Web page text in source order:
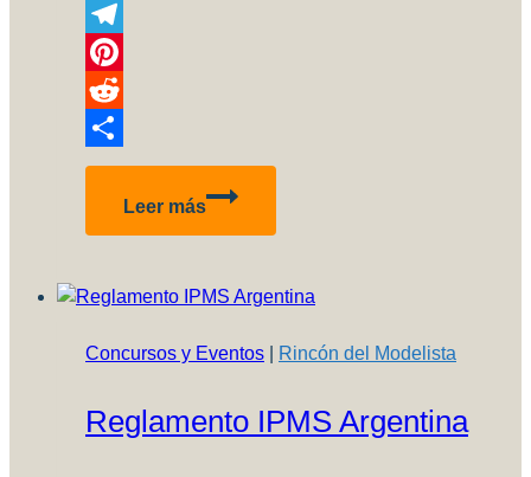
Copy
Link
Telegram
Pinterest
Reddit
Compartir
Leer más
Cerramos
una
para
lectores!
Concursos y Eventos Rincón del Modelista
Reglamento IPMS Argentina